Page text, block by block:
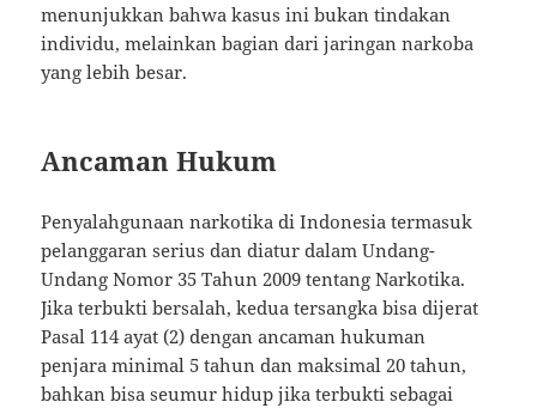
menunjukkan bahwa kasus ini bukan tindakan
individu, melainkan bagian dari jaringan narkoba
yang lebih besar.
Ancaman Hukum
Penyalahgunaan narkotika di Indonesia termasuk
pelanggaran serius dan diatur dalam Undang-
Undang Nomor 35 Tahun 2009 tentang Narkotika.
Jika terbukti bersalah, kedua tersangka bisa dijerat
Pasal 114 ayat (2) dengan ancaman hukuman
penjara minimal 5 tahun dan maksimal 20 tahun,
bahkan bisa seumur hidup jika terbukti sebagai